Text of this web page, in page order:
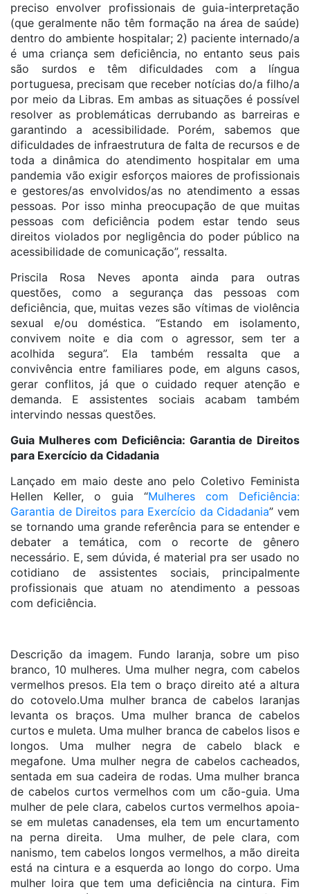
preciso envolver profissionais de guia-interpretação
(que geralmente não têm formação na área de saúde)
dentro do ambiente hospitalar; 2) paciente internado/a
é uma criança sem deficiência, no entanto seus pais
são surdos e têm dificuldades com a língua
portuguesa, precisam que receber notícias do/a filho/a
por meio da Libras. Em ambas as situações é possível
resolver as problemáticas derrubando as barreiras e
garantindo a acessibilidade. Porém, sabemos que
dificuldades de infraestrutura de falta de recursos e de
toda a dinâmica do atendimento hospitalar em uma
pandemia vão exigir esforços maiores de profissionais
e gestores/as envolvidos/as no atendimento a essas
pessoas. Por isso minha preocupação de que muitas
pessoas com deficiência podem estar tendo seus
direitos violados por negligência do poder público na
acessibilidade de comunicação”, ressalta.
Priscila Rosa Neves aponta ainda para outras
questões, como a segurança das pessoas com
deficiência, que, muitas vezes são vítimas de violência
sexual e/ou doméstica. “Estando em isolamento,
convivem noite e dia com o agressor, sem ter a
acolhida segura”. Ela também ressalta que a
convivência entre familiares pode, em alguns casos,
gerar conflitos, já que o cuidado requer atenção e
demanda. E assistentes sociais acabam também
intervindo nessas questões.
Guia Mulheres com Deficiência: Garantia de Direitos
para Exercício da Cidadania
Lançado em maio deste ano pelo Coletivo Feminista
Hellen Keller, o guia “Mulheres com Deficiência:
Garantia de Direitos para Exercício da Cidadania” vem
se tornando uma grande referência para se entender e
debater a temática, com o recorte de gênero
necessário. E, sem dúvida, é material pra ser usado no
cotidiano de assistentes sociais, principalmente
profissionais que atuam no atendimento a pessoas
com deficiência.
Descrição da imagem. Fundo laranja, sobre um piso
branco, 10 mulheres. Uma mulher negra, com cabelos
vermelhos presos. Ela tem o braço direito até a altura
do cotovelo.Uma mulher branca de cabelos laranjas
levanta os braços. Uma mulher branca de cabelos
curtos e muleta. Uma mulher branca de cabelos lisos e
longos. Uma mulher negra de cabelo black e
megafone. Uma mulher negra de cabelos cacheados,
sentada em sua cadeira de rodas. Uma mulher branca
de cabelos curtos vermelhos com um cão-guia. Uma
mulher de pele clara, cabelos curtos vermelhos apoia-
se em muletas canadenses, ela tem um encurtamento
na perna direita. Uma mulher, de pele clara, com
nanismo, tem cabelos longos vermelhos, a mão direita
está na cintura e a esquerda ao longo do corpo. Uma
mulher loira que tem uma deficiência na cintura. Fim